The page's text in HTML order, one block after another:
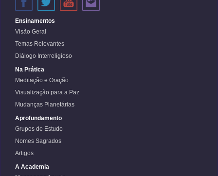
Ensinamentos
Visão Geral
Temas Relevantes
Diálogo Interreligioso
Na Prática
Meditação e Oração
Visualização para a Paz
Mudanças Planetárias
Aprofundamento
Grupos de Estudo
Nomes Sagrados
Artigos
A Academia